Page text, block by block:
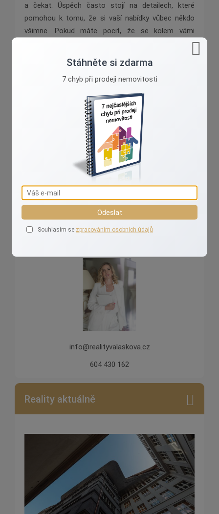
a čekat. Úspěch často stojí na detailech, které
pomohou k tomu, že si vaší nabídky vůbec někdo
všimne. Pokud máte pocit, že se kolem vámi
nabízené nemovitosti nic neděje, možná je čas
podívat se na ni novýma očima, ideálně s pomocí
někoho, kdo se v realitním světě denně pohybuje.
Pokud si nejste jistí, kde se může skrývat slabé
místo vaší nabídky, neváhejte se na mě obrátit
prostřednictvím kontaktů uvedených na tomto
webu. Společně najdeme cestu, jak vaši nabídku
zviditelnit a posunout vás blíž k úspěšnému prodeji.
Ivana Valášková
info@realityvalaskova.cz
604 430 162
Reality aktuálně
Stáhněte si zdarma
7 chyb při prodeji nemovitosti
Odeslat
Souhlasím se zpracováním osobních údajů